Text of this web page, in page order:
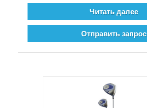
Читать далее
Отправить запрос